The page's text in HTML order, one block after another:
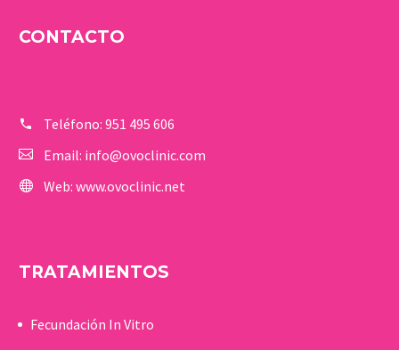
CONTACTO
Teléfono: 951 495 606
Email: info@ovoclinic.com
Web: www.ovoclinic.net
TRATAMIENTOS
Fecundación In Vitro